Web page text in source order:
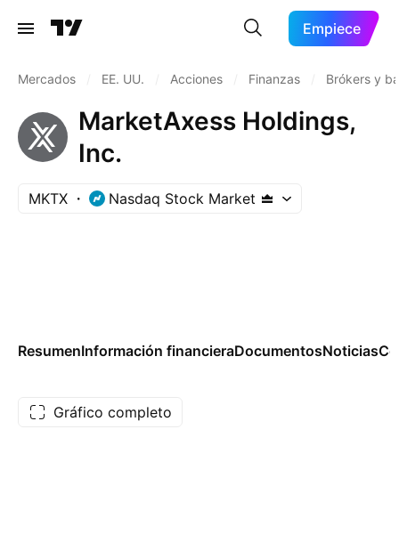
Empiece
Mercados EE. UU. Acciones Finanzas Brókers y
MarketAxess Holdings,
Inc.
MKTX Nasdaq Stock Market
ResumenInformación financieraDocumentosNoticias
Gráfico completo